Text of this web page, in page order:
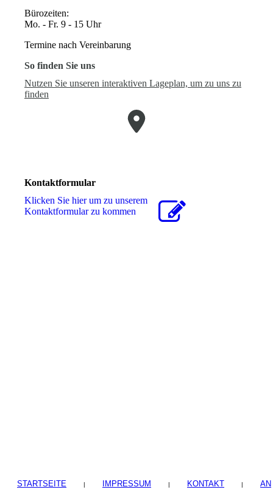
Bürozeiten:
Mo. - Fr. 9 - 15 Uhr
Termine nach Vereinbarung
So finden Sie uns
Nutzen Sie unseren interaktiven La­ge­plan, um zu uns zu
finden
Kontaktformular
Klicken Sie hier um zu unserem
Kon­takt­for­mu­lar zu kommen
STARTSEITE | IMPRESSUM | KONTAKT | AN